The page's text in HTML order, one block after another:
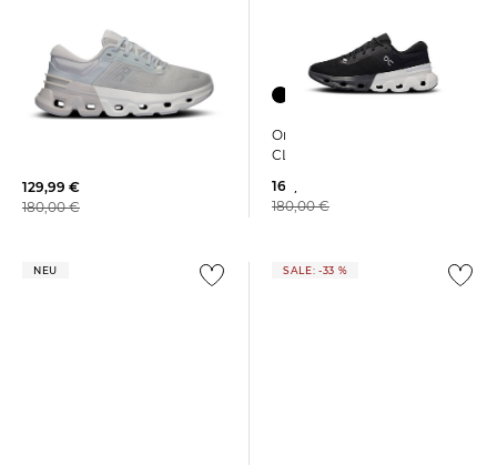
129,99 €
180,00 €
On | Damen Laufschuhe
CLOUDFLYER 5
162,89 €
180,00 €
NEU SALE: -33 %